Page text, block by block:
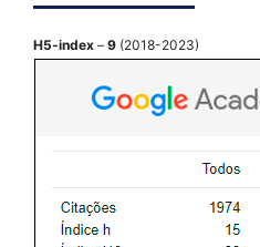
H5-index – 9 (2018-2023)